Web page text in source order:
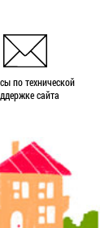
по технической
сайта